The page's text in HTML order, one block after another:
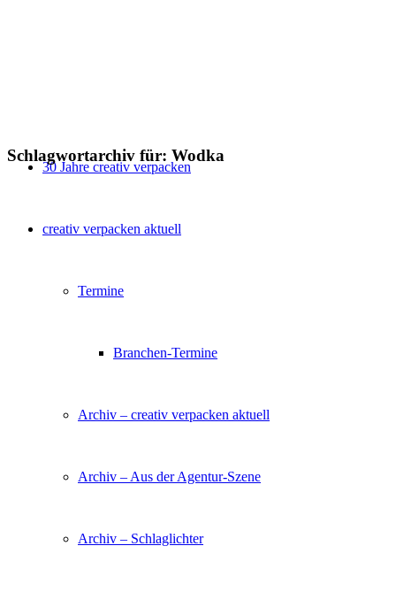
30 Jahre creativ verpacken
creativ verpacken aktuell
Termine
Branchen-Termine
Archiv – creativ verpacken aktuell
Archiv – Aus der Agentur-Szene
Archiv – Schlaglichter
Schlagwortarchiv für: Wodka